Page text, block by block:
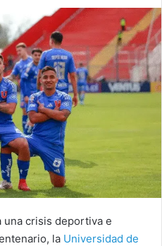
una crisis deportiva e
la Universidad de